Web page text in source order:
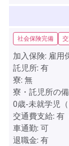
社会保険完備
加入保険: 雇用
託児所: 有
寮: 無
寮・託児所の
0歳-未就学児（
交通費支給: 有
車通勤: 可
退職金: 有